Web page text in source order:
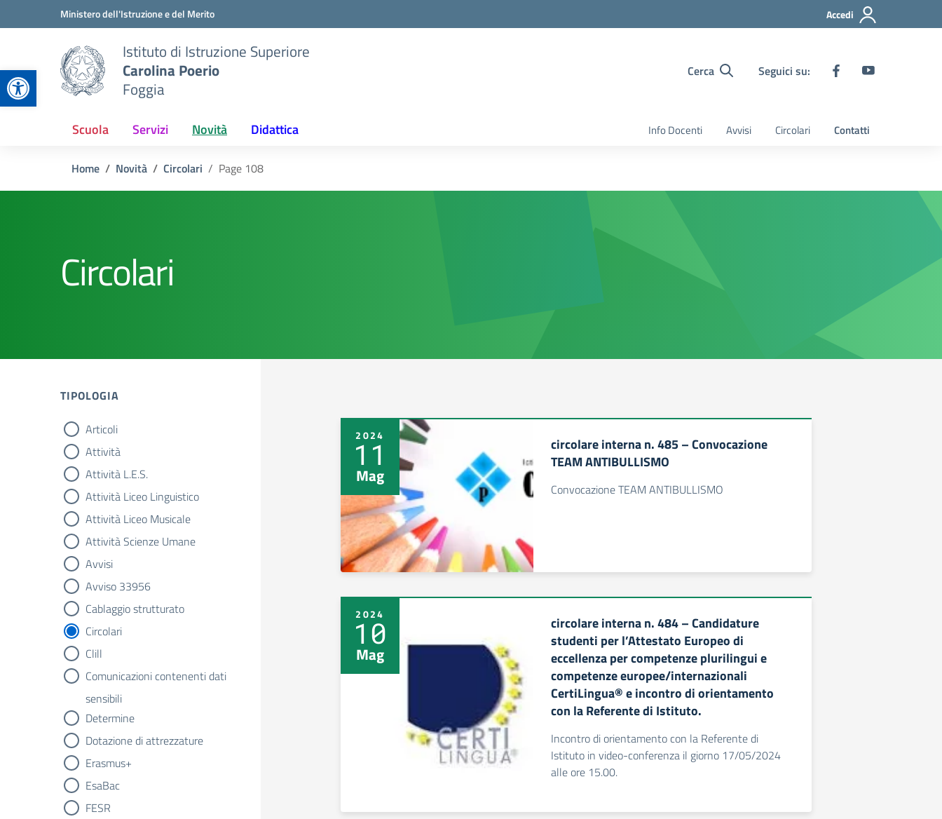
Apri la barra degli strumenti
Vai ai contenuti
Vai al menu di navigazioneMinistero dell'Istruzione e del Merito Accedi
Istituto di Istruzione Superiore
Carolina Poerio
Foggia
Cerca Seguici su:
Scuola Servizi Novità Didattica Info Docenti Avvisi Circolari Contatti
Home Novità Circolari Page 108
Circolari
TIPOLOGIA
tipologia di articoli
Articoli
Attività
Attività L.E.S.
Attività Liceo Linguistico
Attività Liceo Musicale
Attività Scienze Umane
Avvisi
Avviso 33956
Cablaggio strutturato
Circolari
Clill
Comunicazioni contenenti dati
sensibili
Determine
Dotazione di attrezzature
Erasmus+
EsaBac
FESR
2024
11
Mag
circolare interna n. 485 – Convocazione
TEAM ANTIBULLISMO
Convocazione TEAM ANTIBULLISMO
2024
10
Mag
circolare interna n. 484 – Candidature
studenti per l’Attestato Europeo di
eccellenza per competenze plurilingui e
competenze europee/internazionali
CertiLingua® e incontro di orientamento
con la Referente di Istituto.
Incontro di orientamento con la Referente di
Istituto in video-conferenza il giorno 17/05/2024
alle ore 15.00.